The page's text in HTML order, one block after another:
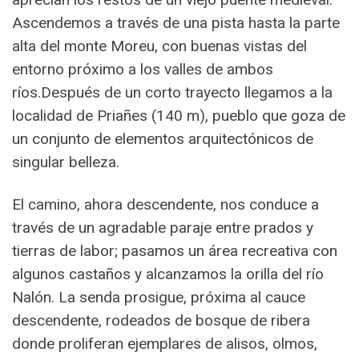
Ascendemos a través de una pista hasta la parte
alta del monte Moreu, con buenas vistas del
entorno próximo a los valles de ambos
ríos.Después de un corto trayecto llegamos a la
localidad de Priañes (140 m), pueblo que goza de
un conjunto de elementos arquitectónicos de
singular belleza.
El camino, ahora descendente, nos conduce a
través de un agradable paraje entre prados y
tierras de labor; pasamos un área recreativa con
algunos castaños y alcanzamos la orilla del río
Nalón. La senda prosigue, próxima al cauce
descendente, rodeados de bosque de ribera
donde proliferan ejemplares de alisos, olmos,